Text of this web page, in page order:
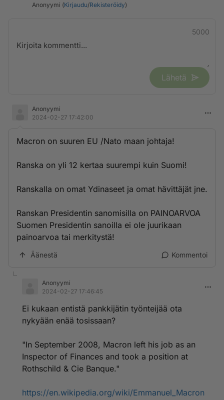
Anonyymi (Kirjaudu/Rekisteröidy)
5000
Lähetä
Anonyymi
2024-02-27 17:42:00
Macron on suuren EU /Nato maan johtaja!
Ranska on yli 12 kertaa suurempi kuin Suomi!
Ranskalla on omat Ydinaseet ja omat hävittäjät jne.
Ranskan Presidentin sanomisilla on PAINOARVOA
Suomen Presidentin sanoilla ei ole juurikaan
painoarvoa tai merkitystä!
Äänestä Kommentoi
Anonyymi
2024-02-27 17:46:45
Ei kukaan entistä pankkijätin työnteijää ota
nykyään enää tosissaan?
"In September 2008, Macron left his job as an
Inspector of Finances and took a position at
Rothschild & Cie Banque."
https://en.wikipedia.org/wiki/Emmanuel_Macron